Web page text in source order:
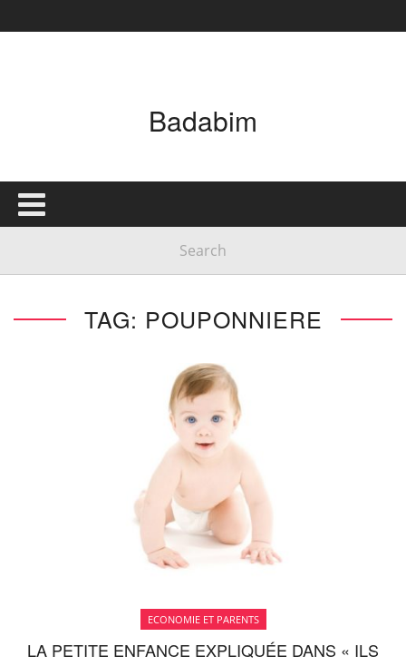
Badabim
TAG: POUPONNIERE
ECONOMIE ET PARENTS
LA PETITE ENFANCE EXPLIQUÉE DANS « ILS